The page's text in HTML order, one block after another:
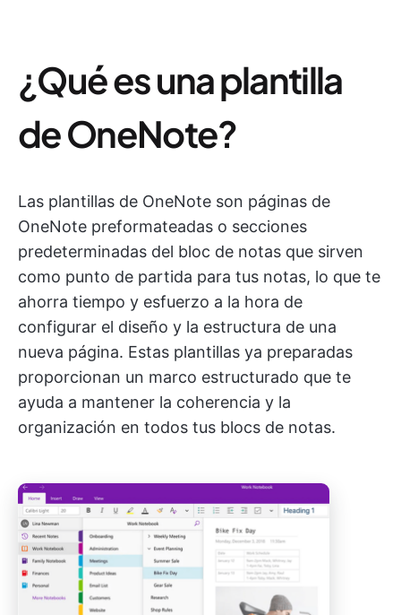
¿Qué es una plantilla
de OneNote?
Las plantillas de OneNote son páginas de
OneNote preformateadas o secciones
predeterminadas del bloc de notas que sirven
como punto de partida para tus notas, lo que te
ahorra tiempo y esfuerzo a la hora de
configurar el diseño y la estructura de una
nueva página. Estas plantillas ya preparadas
proporcionan un marco estructurado que te
ayuda a mantener la coherencia y la
organización en todos tus blocs de notas.